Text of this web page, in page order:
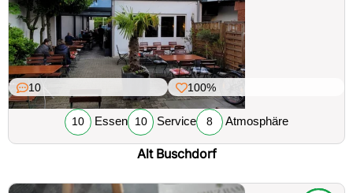
10 100%
10 Essen 10 Service 8 Atmosphäre
Alt Buschdorf